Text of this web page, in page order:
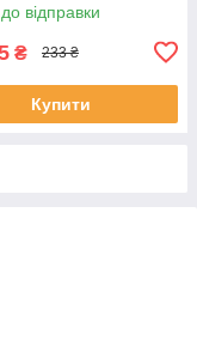
відправки
₴ 233 ₴
Купити